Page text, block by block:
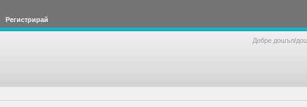
Регистрирай
Добре дошъл/